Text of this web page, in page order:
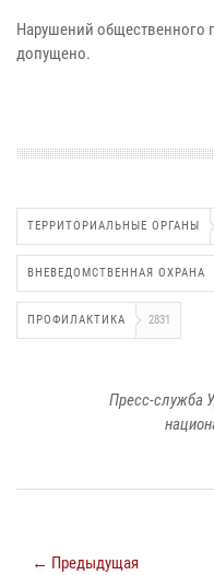
Нарушений общественного
допущено.
ТЕРРИТОРИАЛЬНЫЕ ОРГАНЫ
ВНЕВЕДОМСТВЕННАЯ ОХРАНА
ПРОФИЛАКТИКА 2831
Пресс-служба
← Предыдущая